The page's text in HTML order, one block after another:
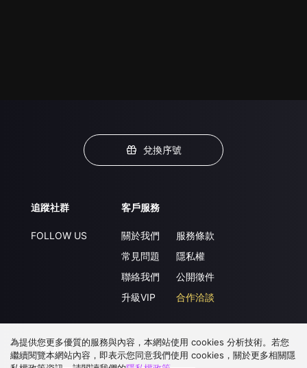
兌換序號
追蹤社群
FOLLOW US
客戶服務
關於我們
常見問題
聯絡我們
升級VIP
服務條款
隱私權
公開徵件
合作洽談
下載 APP
為提供您更多優質的服務與內容，本網站使用 cookies 分析技術。若您
繼續閱覽本網站內容，即表示您同意我們使用 cookies，關於更多相關隱